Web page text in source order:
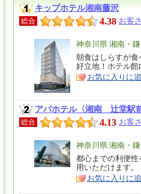
キップホテル湘南藤沢
総合 4.38 お客
エ
リ
ア
神奈川県 湘南・
特
徴
朝食はしらすが
好立地！ホテル
お気に入りに
アパホテル〈湘南 辻堂駅
総合 4.13 お客
エ
リ
ア
神奈川県 湘南・
特
徴
都心までの利便
用いただけます。
お気に入りに